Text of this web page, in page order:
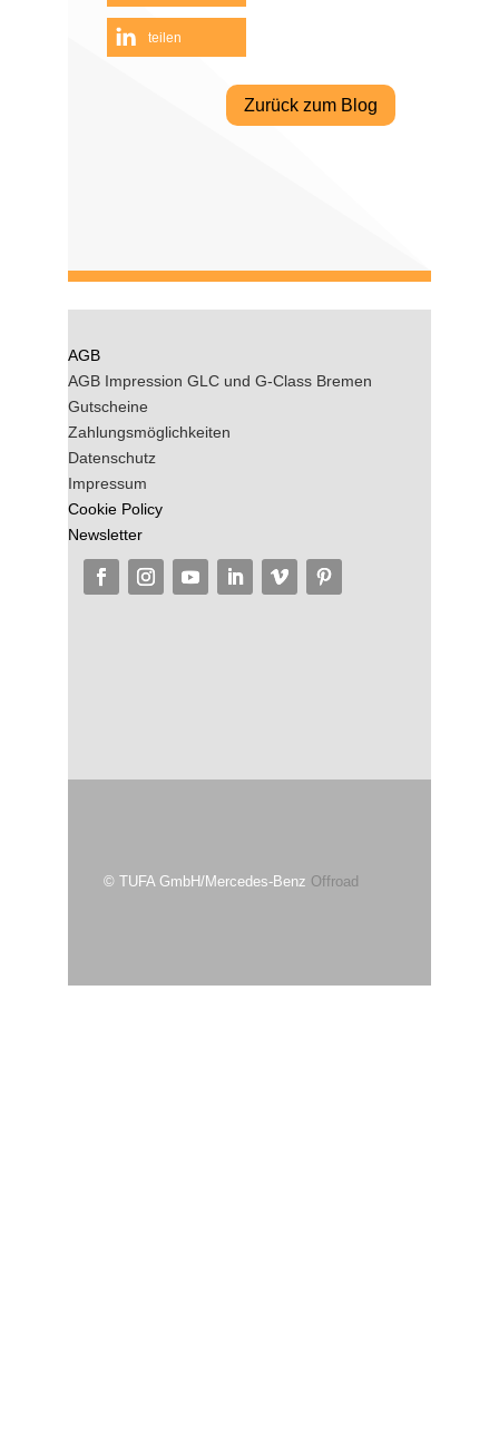
teilen
Zurück zum Blog
AGB
AGB Impression GLC und G-Class Bremen
Gutscheine
Zahlungsmöglichkeiten
Datenschutz
Impressum
Cookie Policy
Newsletter
© TUFA GmbH/Mercedes-Benz Offroad